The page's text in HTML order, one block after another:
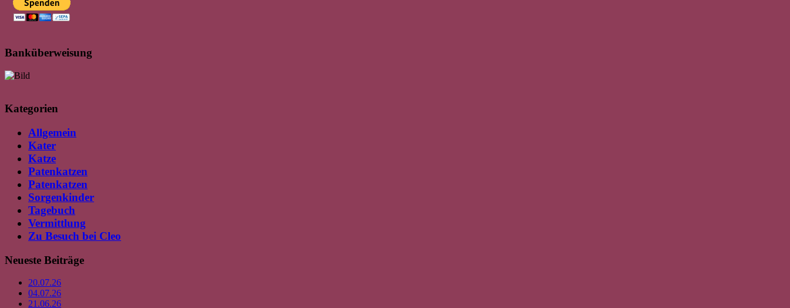
Banküberweisung
Kategorien
Allgemein
Kater
Katze
Patenkatzen
Patenkatzen
Sorgenkinder
Tagebuch
Vermittlung
Zu Besuch bei Cleo
Neueste Beiträge
20.07.26
04.07.26
21.06.26